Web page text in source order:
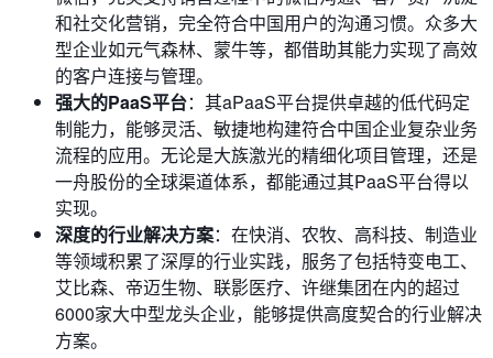
和社交化营销，完全符合中国用户的沟通习惯。众多大
型企业如元气森林、蒙牛等，都借助其能力实现了高效
的客户连接与管理。
强大的PaaS平台：其aPaaS平台提供卓越的低代码定
制能力，能够灵活、敏捷地构建符合中国企业复杂业务
流程的应用。无论是大族激光的精细化项目管理，还是
一舟股份的全球渠道体系，都能通过其PaaS平台得以
实现。
深度的行业解决方案：在快消、农牧、高科技、制造业
等领域积累了深厚的行业实践，服务了包括特变电工、
艾比森、帝迈生物、联影医疗、许继集团在内的超过
6000家大中型龙头企业，能够提供高度契合的行业解决
方案。